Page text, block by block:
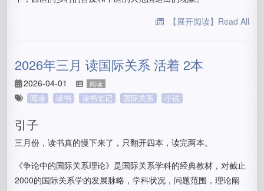
【展开阅读】Read All
2026年三月 读国际关系 活着 2本
2026-04-01 阅读
阅读 读书 读书笔记 国际关系 小说
引子
三月份，读书真的慢下来了，只翻开四本，读完两本。
《争论中的国际关系理论》是国际关系学科的经典教材，对截止
2000的国际关系学的发展脉略，学科状况，问题范围，理论阐